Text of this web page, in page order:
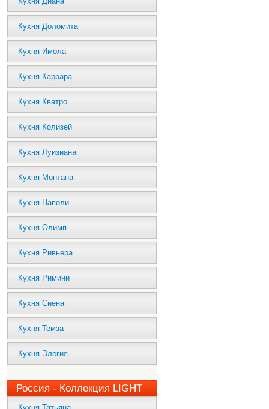
Кухня Доломита
Кухня Имола
Кухня Каррара
Кухня Кватро
Кухня Колизей
Кухня Луизиана
Кухня Монтана
Кухня Наполи
Кухня Олимп
Кухня Ривьера
Кухня Римини
Кухня Сиена
Кухня Темза
Кухня Элегия
Россия - Коллекция LIGHT